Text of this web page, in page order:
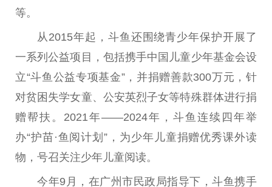
等。
从2015年起，斗鱼还围绕青少年保护开展了
一系列公益项目，包括携手中国儿童少年基金会设
立“斗鱼公益专项基金”，并捐赠善款300万元，针
对贫困失学女童、公安英烈子女等特殊群体进行捐
赠帮扶。2021年——2024年，斗鱼连续四年举
办“护苗·鱼阅计划”，为少年儿童捐赠优秀课外读
物，号召关注少年儿童阅读。
今年9月，在广州市民政局指导下，斗鱼携手